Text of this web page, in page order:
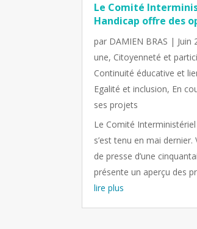
Le Comité
Handicap offre des
par DAMIEN BRAS | Juin
une, Citoyenneté et
Continuité éducative et
Egalité et inclusion, En
ses projets
Le Comité
s’est tenu en mai dernier.
de presse d’une
présente un aperçu des
lire plus